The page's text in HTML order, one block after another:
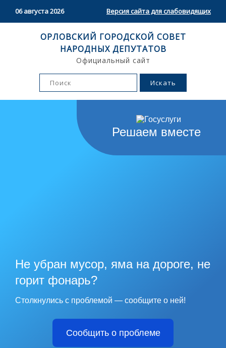
06 августа 2026 Версия сайта для слабовидящих
ОРЛОВСКИЙ ГОРОДСКОЙ СОВЕТ
НАРОДНЫХ ДЕПУТАТОВ
Официальный сайт
Решаем вместе
Не убран мусор, яма на дороге, не
горит фонарь?
Столкнулись с проблемой — сообщите о ней!
Сообщить о проблеме